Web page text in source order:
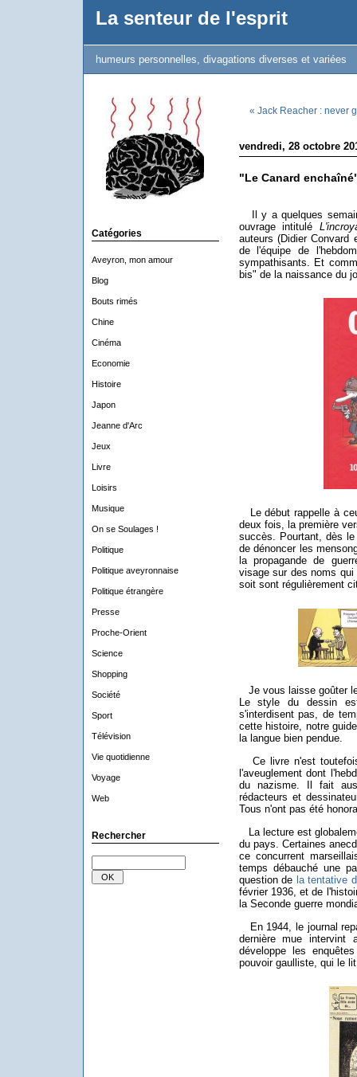
La senteur de l'esprit
humeurs personnelles, divagations diverses et variées
Catégories
Aveyron, mon amour
Blog
Bouts rimés
Chine
Cinéma
Economie
Histoire
Japon
Jeanne d'Arc
Jeux
Livre
Loisirs
Musique
On se Soulages !
Politique
Politique aveyronnaise
Politique étrangère
Presse
Proche-Orient
Science
Shopping
Société
Sport
Télévision
Vie quotidienne
Voyage
Web
Rechercher
« Jack Reacher : never
vendredi, 28 octobre
"Le Canard
Il y a quelques
ouvrage intitulé
auteurs (Didier
de l'équipe de
sympathisants. Et
bis" de la naissance du
Le début rappelle à
deux fois, la première
succès. Pourtant, dès
de dénoncer les
la propagande de
visage sur des noms
soit sont régulièrement
Je vous laisse goûter
Le style du dessin
s'interdisent pas, de
cette histoire, notre
la langue bien pendue.
Ce livre n'est
l'aveuglement dont
du nazisme. Il fait
rédacteurs et
Tous n'ont pas été
La lecture est
du pays. Certaines
ce concurrent
temps débauché une
question de la tentative
février 1936, et de
la Seconde guerre
En 1944, le journal
dernière mue intervint
développe les
pouvoir gaulliste, qui le